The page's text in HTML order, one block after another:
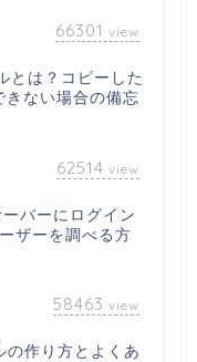
66301 view
とは？コピーした
きない場合の備忘
62514 view
バーにログイン
ザーを調べる方
58463 view
の作り方とよくあ